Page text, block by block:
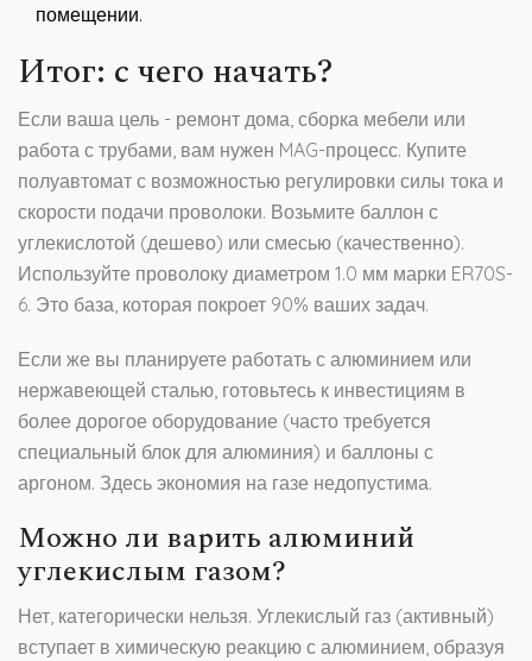
помещении.
Итог: с чего начать?
Если ваша цель - ремонт дома, сборка мебели или
работа с трубами, вам нужен MAG-процесс. Купите
полуавтомат с возможностью регулировки силы тока и
скорости подачи проволоки. Возьмите баллон с
углекислотой (дешево) или смесью (качественно).
Используйте проволоку диаметром 1.0 мм марки ER70S-
6. Это база, которая покроет 90% ваших задач.
Если же вы планируете работать с алюминием или
нержавеющей сталью, готовьтесь к инвестициям в
более дорогое оборудование (часто требуется
специальный блок для алюминия) и баллоны с
аргоном. Здесь экономия на газе недопустима.
Можно ли варить алюминий
углекислым газом?
Нет, категорически нельзя. Углекислый газ (активный)
вступает в химическую реакцию с алюминием, образуя